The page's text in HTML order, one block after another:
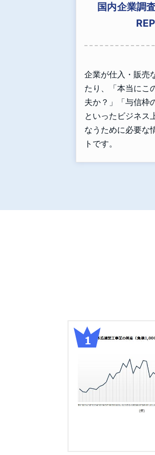
国内企業調
企業が仕入・販売
たり、「本当にこ
夫か？」「与信枠
といったビジネス
なうために必要な
トです。